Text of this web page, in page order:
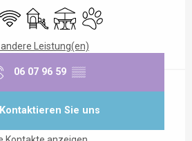
Fi Spiele für Kinder / Spielplatz
TerrasseTiere erlaubt
andere Leistung(en)
06 07 96 59 ▒▒
Kontaktieren Sie uns